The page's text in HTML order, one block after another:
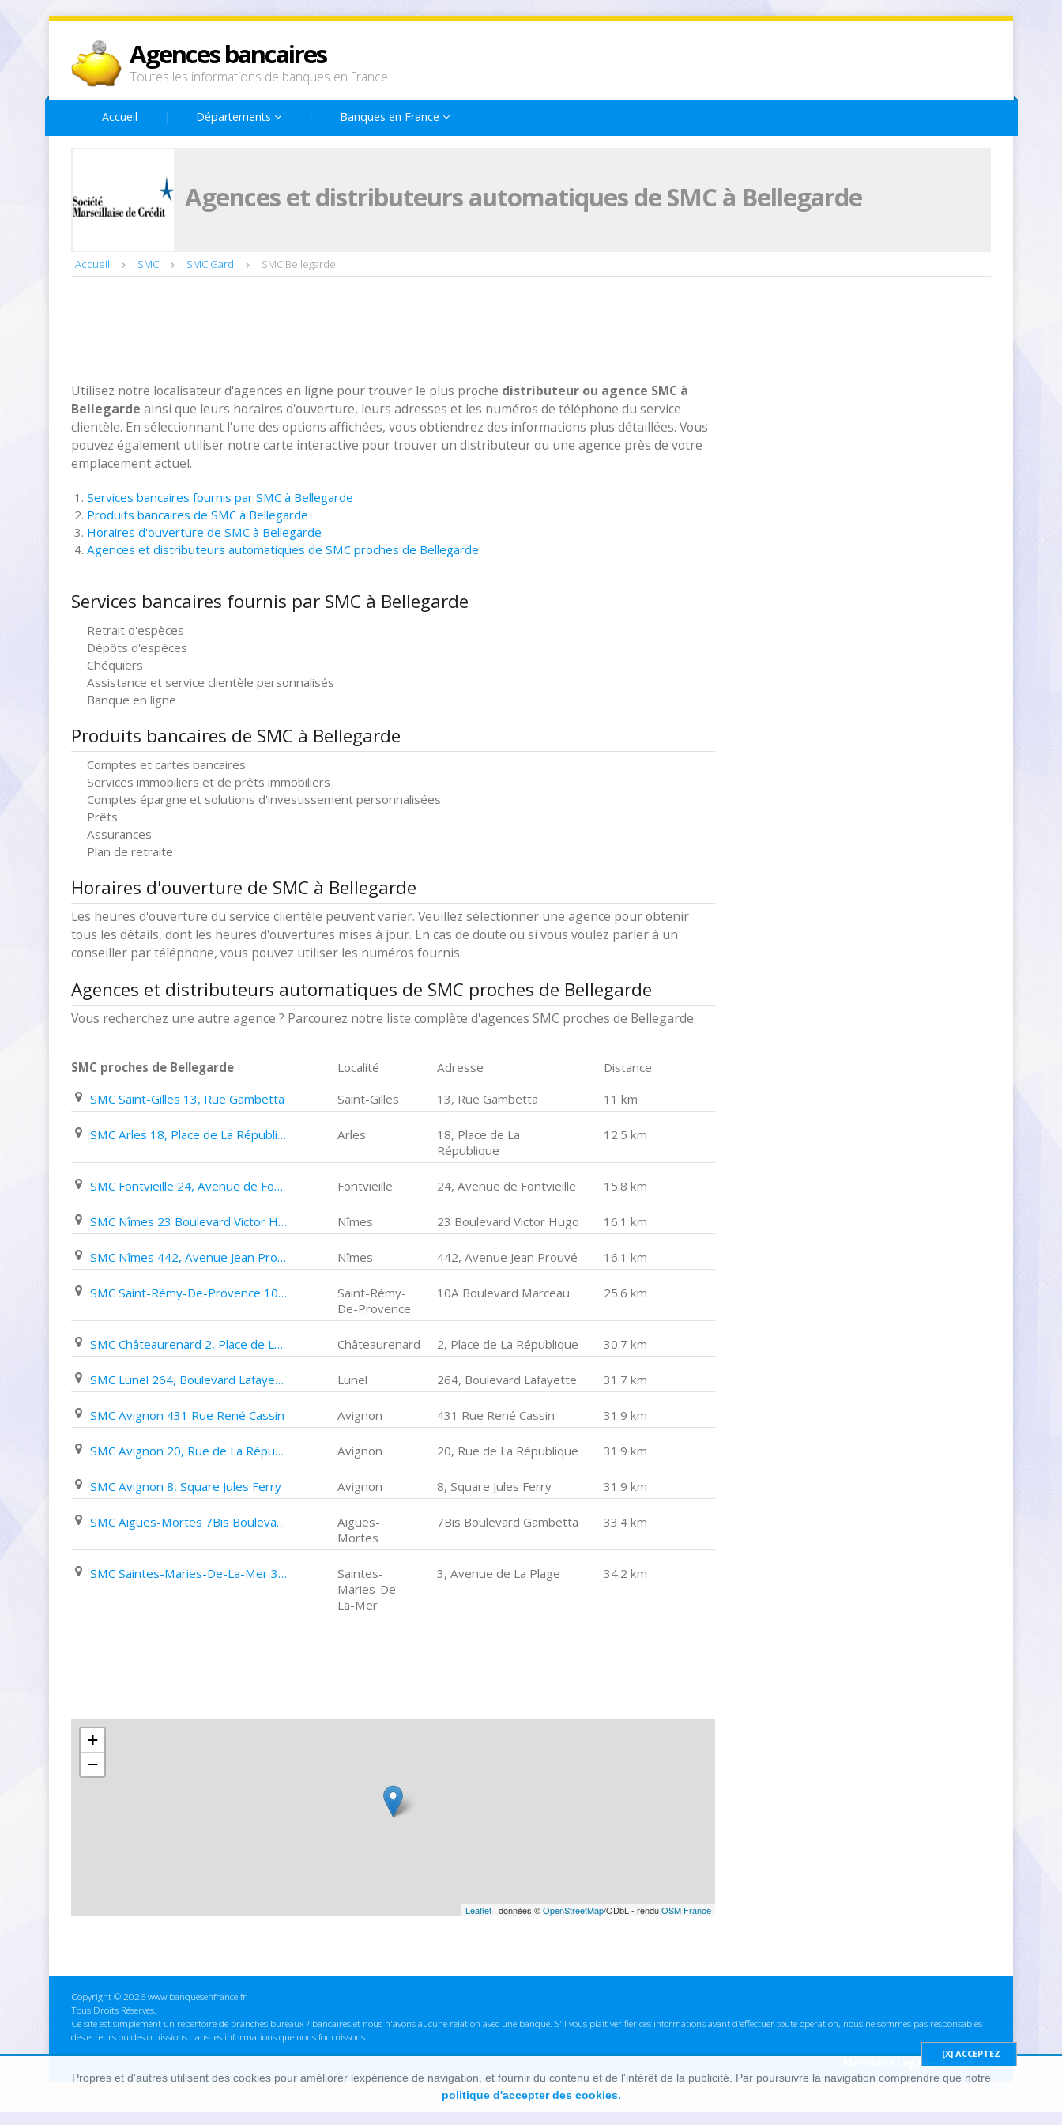
Agences bancaires
Toutes les informations de banques en France
Accueil Départements Banques en France
Agences et distributeurs automatiques de SMC à Bellegarde
Accueil SMC SMC Gard SMC Bellegarde
Utilisez notre localisateur d'agences en ligne pour trouver le plus proche distributeur ou agence SMC à
Bellegarde ainsi que leurs horaires d'ouverture, leurs adresses et les numéros de téléphone du service
clientèle. En sélectionnant l'une des options affichées, vous obtiendrez des informations plus détaillées. Vous
pouvez également utiliser notre carte interactive pour trouver un distributeur ou une agence près de votre
emplacement actuel.
Services bancaires fournis par SMC à Bellegarde
Produits bancaires de SMC à Bellegarde
Horaires d'ouverture de SMC à Bellegarde
Agences et distributeurs automatiques de SMC proches de Bellegarde
Services bancaires fournis par SMC à Bellegarde
Retrait d'espèces
Dépôts d'espèces
Chéquiers
Assistance et service clientèle personnalisés
Banque en ligne
Produits bancaires de SMC à Bellegarde
Comptes et cartes bancaires
Services immobiliers et de prêts immobiliers
Comptes épargne et solutions d'investissement personnalisées
Prêts
Assurances
Plan de retraite
Horaires d'ouverture de SMC à Bellegarde
Les heures d'ouverture du service clientèle peuvent varier. Veuillez sélectionner une agence pour obtenir
tous les détails, dont les heures d'ouvertures mises à jour. En cas de doute ou si vous voulez parler à un
conseiller par téléphone, vous pouvez utiliser les numéros fournis.
Agences et distributeurs automatiques de SMC proches de Bellegarde
Vous recherchez une autre agence ? Parcourez notre liste complète d'agences SMC proches de Bellegarde
SMC proches de Bellegarde Localité Adresse
Distance
SMC Saint-Gilles 13, Rue Gambetta
Saint-Gilles 13, Rue Gambetta 11 km
SMC Arles 18, Place de La République Arles
18, Place de La
République
12.5 km
SMC Fontvieille 24, Avenue de Fontvieille Fontvieille 24, Avenue de Fontvieille 15.8 km
SMC Nîmes 23 Boulevard Victor Hugo Nîmes 23 Boulevard Victor Hugo 16.1 km
SMC Nîmes 442, Avenue Jean Prouvé Nîmes 442, Avenue Jean Prouvé 16.1 km
SMC Saint-Rémy-De-Provence 10A Boulevard Marceau
Saint-Rémy-
De-Provence
10A Boulevard Marceau 25.6 km
SMC Châteaurenard 2, Place de La République Châteaurenard 2, Place de La République 30.7 km
SMC Lunel 264, Boulevard Lafayette Lunel 264, Boulevard Lafayette 31.7 km
SMC Avignon 431 Rue René Cassin Avignon 431 Rue René Cassin 31.9 km
SMC Avignon 20, Rue de La République Avignon 20, Rue de La République 31.9 km
SMC Avignon 8, Square Jules Ferry Avignon 8, Square Jules Ferry 31.9 km
SMC Aigues-Mortes 7Bis Boulevard Gambetta
Aigues-
Mortes
7Bis Boulevard Gambetta 33.4 km
SMC Saintes-Maries-De-La-Mer 3, Avenue de La Plage
Saintes-
Maries-De-
La-Mer
3, Avenue de La Plage 34.2 km
+
−
Leaflet| données ©OpenStreetMap/ODbL - renduOSM France
Copyright © 2026 www.banquesenfrance.fr
Tous Droits Réservés.
Ce site est simplement un répertoire de branches bureaux / bancaires et nous n'avons aucune relation avec une banque. S'il vous plaît vérifier ces informations avant d'effectuer toute opération, nous ne sommes pas responsables
des erreurs ou des omissions dans les informations que nous fournissons.
Mentions Légales & cookies
Propres et d'autres utilisent des cookies pour améliorer lexpérience de navigation, et fournir du contenu et de l'intérêt de la publicité. Par poursuivre la navigation comprendre que notre
politique d'accepter des cookies.